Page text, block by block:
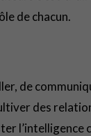
de chacun.
de
des
l’intelligence